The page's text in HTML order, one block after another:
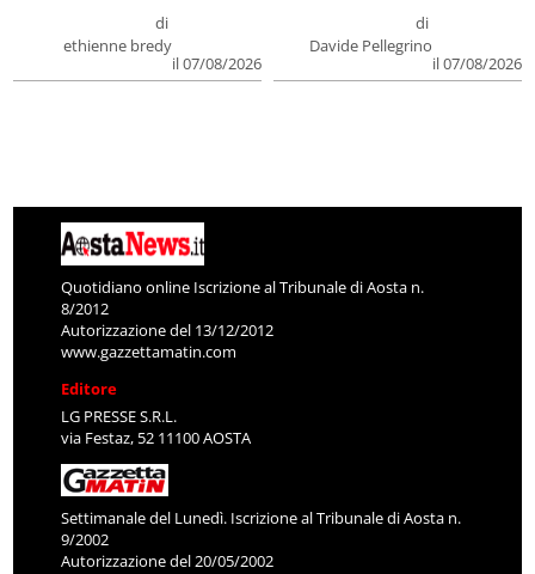
di
ethienne bredy
il 07/08/2026
di
Davide Pellegrino
il 07/08/2026
Quotidiano online Iscrizione al Tribunale di Aosta n.
8/2012
Autorizzazione del 13/12/2012
www.gazzettamatin.com
Editore
LG PRESSE S.R.L.
via Festaz, 52 11100 AOSTA
Settimanale del Lunedì. Iscrizione al Tribunale di Aosta n.
9/2002
Autorizzazione del 20/05/2002